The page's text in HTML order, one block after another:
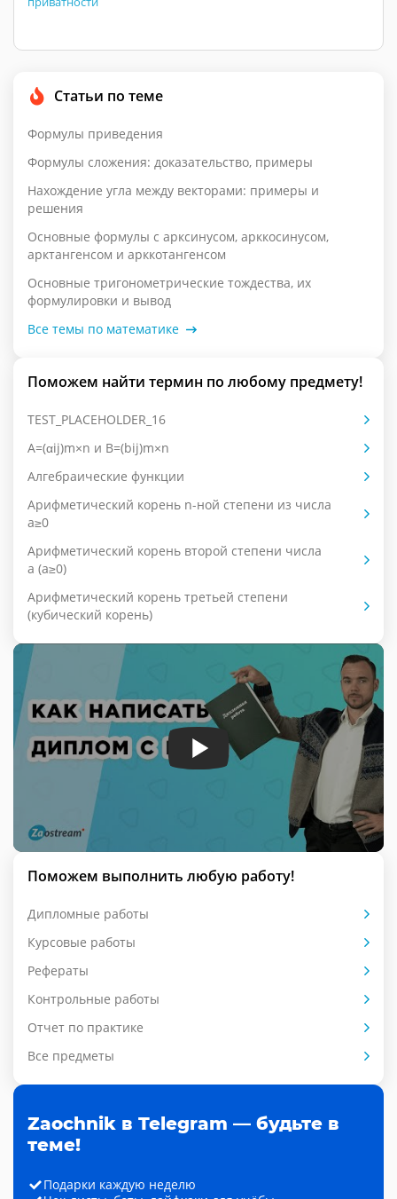
Статьи по теме
Формулы приведения
Формулы сложения: доказательство, примеры
Нахождение угла между векторами: примеры и
решения
Основные формулы с арксинусом, арккосинусом,
арктангенсом и арккотангенсом
Основные тригонометрические тождества, их
формулировки и вывод
Все темы по математике
Поможем найти термин по любому предмету!
TEST_PLACEHOLDER_16
А=(αij)m×n и B=(bij)m×n
Алгебраические функции
Арифметический корень n-ной степени из числа
a≥0
Арифметический корень второй степени числа
a (a≥0)
Арифметический корень третьей степени
(кубический корень)
Поможем выполнить любую работу!
Дипломные работы
Курсовые работы
Рефераты
Контрольные работы
Отчет по практике
Все предметы
Zaochnik в Telegram — будьте в
теме!
Подарки каждую неделю